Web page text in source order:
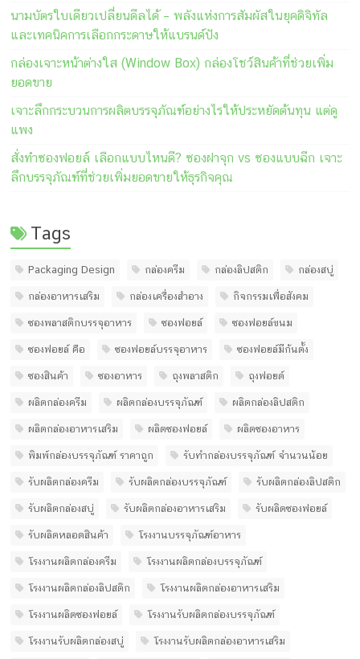
นามบัตรใบเดียวเปลี่ยนดีลได้ – พลังแห่งการสัมผัสในยุคดิจิทัล
และเทคนิคการเลือกกระดาษให้แบรนด์ปัง
กล่องเจาะหน้าต่างใส (Window Box) กล่องโชว์สินค้าที่ช่วยเพิ่ม
ยอดขาย
เจาะลึกกระบวนการผลิตบรรจุภัณฑ์อย่างไรให้ประหยัดต้นทุน แต่ดู
แพง
สั่งทำซองฟอยล์ เลือกแบบไหนดี? ซองฝาจุก vs ซองแบบฉีก เจาะ
ลึกบรรจุภัณฑ์ที่ช่วยเพิ่มยอดขายให้ธุรกิจคุณ
Tags
Packaging Design กล่องครีม กล่องลิปสติก กล่องสบู่
กล่องอาหารเสริม กล่องเครื่องสำอาง กิจกรรมเพื่อสังคม
ซองพลาสติกบรรจุอาหาร ซองฟอยล์ ซองฟอยล์ขนม
ซองฟอยล์ คือ ซองฟอยล์บรรจุอาหาร ซองฟอยล์มีก้นตั้ง
ซองสินค้า ซองอาหาร ถุงพลาสติก ถุงฟอยด์
ผลิตกล่องครีม ผลิตกล่องบรรจุภัณฑ์ ผลิตกล่องลิปสติก
ผลิตกล่องอาหารเสริม ผลิตซองฟอยล์ ผลิตซองอาหาร
พิมพ์กล่องบรรจุภัณฑ์ ราคาถูก รับทํากล่องบรรจุภัณฑ์ จํานวนน้อย
รับผลิตกล่องครีม รับผลิตกล่องบรรจุภัณฑ์ รับผลิตกล่องลิปสติก
รับผลิตกล่องสบู่ รับผลิตกล่องอาหารเสริม รับผลิตซองฟอยล์
รับผลิตหลอดสินค้า โรงงานบรรจุภัณฑ์อาหาร
โรงงานผลิตกล่องครีม โรงงานผลิตกล่องบรรจุภัณฑ์
โรงงานผลิตกล่องลิปสติก โรงงานผลิตกล่องอาหารเสริม
โรงงานผลิตซองฟอยล์ โรงงานรับผลิตกล่องบรรจุภัณฑ์
โรงงานรับผลิตกล่องสบู่ โรงงานรับผลิตกล่องอาหารเสริม